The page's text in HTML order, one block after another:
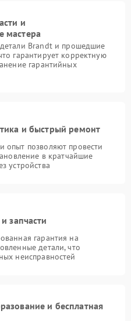
и
мастера
Brandt и прошедшие
гарантирует корректную
гарантийных
и быстрый ремонт
позволяют провести
в кратчайшие
устройства
запчасти
гарантия на
детали, что
неисправностей
и бесплатная